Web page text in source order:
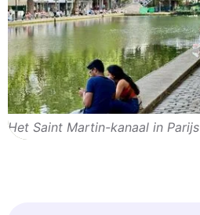
Het Saint Martin-kanaal in Parijs